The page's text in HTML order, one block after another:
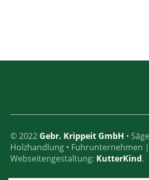
© 2022 Gebr. Krippeit GmbH •
Holzhandlung • Fuhrunternehmen |
Webseitengestaltung: KutterKind.